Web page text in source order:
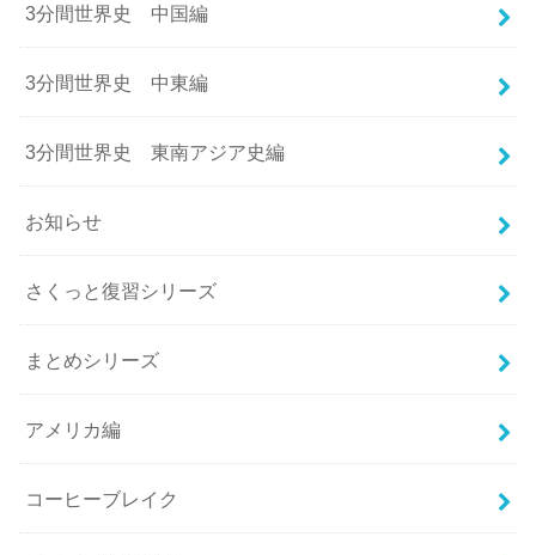
3分間世界史 中国編
3分間世界史 中東編
3分間世界史 東南アジア史編
お知らせ
さくっと復習シリーズ
まとめシリーズ
アメリカ編
コーヒーブレイク